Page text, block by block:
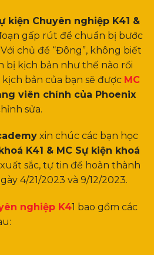
kiện Chuyên nghiệp K41 &
gấp rút để chuẩn bị bước
chủ đề “Đông”, không biết
bị kịch bản như thế nào rồi
bản của bạn sẽ được MC
viên chính của Phoenix
sửa.
xin chúc các bạn học
K41 & MC Sự kiện khoá
sắc, tự tin để hoàn thành
4/21/2023 và 9/12/2023.
nghiệp K41 bao gồm các